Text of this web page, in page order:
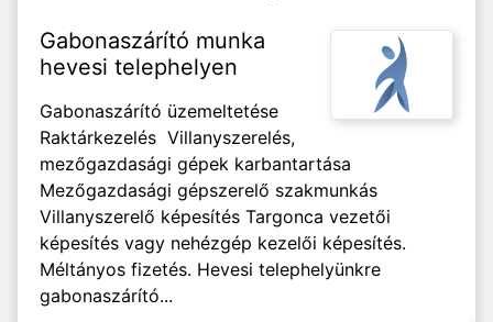
Gabonaszárító munka
hevesi telephelyen
Gabonaszárító üzemeltetése
Raktárkezelés Villanyszerelés,
mezőgazdasági gépek karbantartása
Mezőgazdasági gépszerelő szakmunkás
Villanyszerelő képesítés Targonca vezetői
képesítés vagy nehézgép kezelői képesítés.
Méltányos fizetés. Hevesi telephelyünkre
gabonaszárító...